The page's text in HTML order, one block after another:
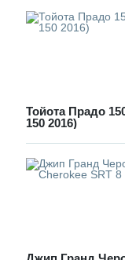
Тойота Прадо
150 2016)